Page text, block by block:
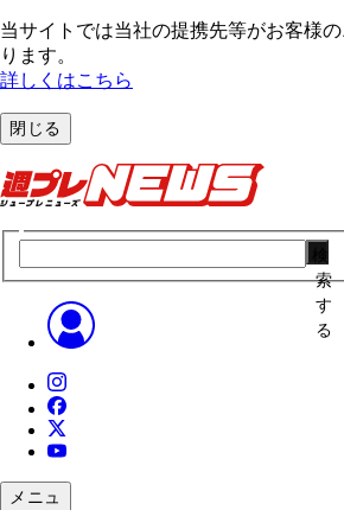
当サイトでは当社の提携先等がお客様
ります。
詳しくはこちら
閉じる
索
す
る
メニュ